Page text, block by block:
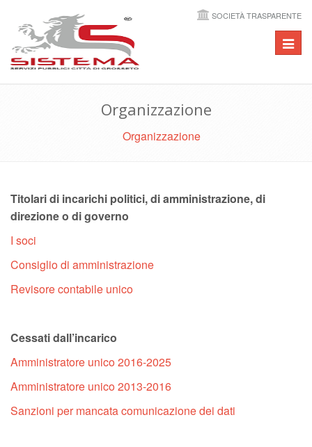
SOCIETÀ TRASPARENTE
Organizzazione
Organizzazione
Titolari di incarichi politici, di amministrazione, di
direzione o di governo
I soci
Consiglio di amministrazione
Revisore contabile unico
Cessati dall’incarico
Amministratore unico 2016-2025
Amministratore unico 2013-2016
Sanzioni per mancata comunicazione dei dati